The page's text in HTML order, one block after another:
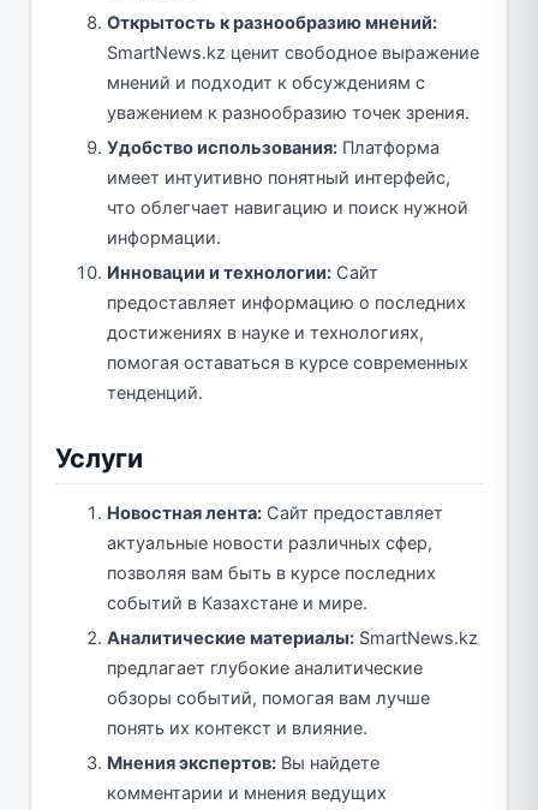
Открытость к разнообразию мнений:
SmartNews.kz ценит свободное выражение
мнений и подходит к обсуждениям с
уважением к разнообразию точек зрения.
Удобство использования: Платформа
имеет интуитивно понятный интерфейс,
что облегчает навигацию и поиск нужной
информации.
Инновации и технологии: Сайт
предоставляет информацию о последних
достижениях в науке и технологиях,
помогая оставаться в курсе современных
тенденций.
Услуги
Новостная лента: Сайт предоставляет
актуальные новости различных сфер,
позволяя вам быть в курсе последних
событий в Казахстане и мире.
Аналитические материалы: SmartNews.kz
предлагает глубокие аналитические
обзоры событий, помогая вам лучше
понять их контекст и влияние.
Мнения экспертов: Вы найдете
комментарии и мнения ведущих